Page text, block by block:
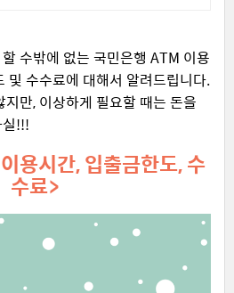
수밖에 없는 국민은행 ATM 이용
및 수수료에 대해서 알려드립니다.
만, 이상하게 필요할 때는 돈을
!!!
용시간, 입출금한도, 수
수료>